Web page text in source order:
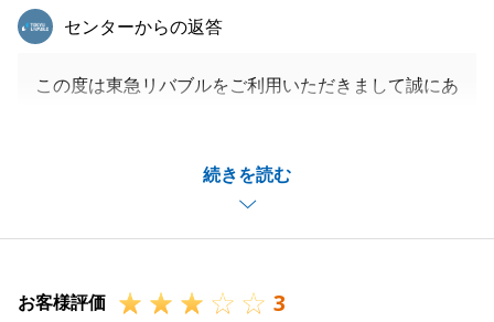
続きを読む
東急リバブル
センターからの返答
この度は東急リバブルをご利用いただきまして誠にあ
今回、私の説明不足等があり、K様にご不安な思いを
させてしまい大変申し訳ありませんでした。
K様から頂いたお言葉をしっかりと受け止め、次につ
また何かお困りごとがございましたら、懲りずにご連
お客様評価 3